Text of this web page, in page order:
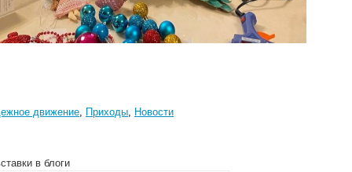
движение, Приходы, Новости
в блоги